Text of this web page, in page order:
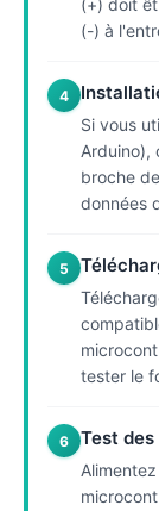
(+) doit
(-) à
4
Si vous
Arduino),
broche
données
5
tester le
6 Test des